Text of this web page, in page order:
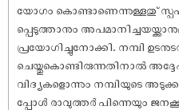
യോഗം കൊണ്ടാണെന്നുള്ളതു്
പ്പെടുത്താനും
പ്രയോഗിച്ചുനോക്കി. നമ്പി
ചെയ്തുകൊണ്ടിരുന്നതിനാൽ
വിദ്യകളൊന്നും നമ്പിയുടെ
പ്പോൾ രാവുത്തർ പിന്നെയും